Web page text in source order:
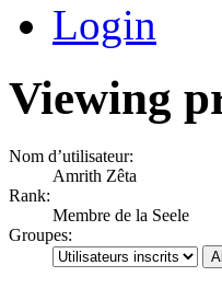
Login
Viewing
Nom d’utilisateur:
Amrith Zêta
Rank:
Membre de la Seele
Groupes: